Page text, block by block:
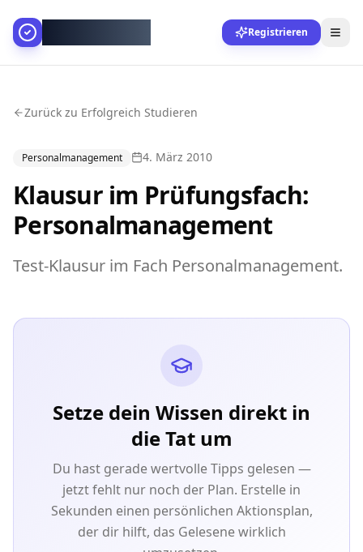
Registrieren
Zurück zu Erfolgreich Studieren
Personalmanagement 4. März 2010
Klausur im Prüfungsfach:
Personalmanagement
Test-Klausur im Fach Personalmanagement.
Setze dein Wissen direkt in
die Tat um
Du hast gerade wertvolle Tipps gelesen —
jetzt fehlt nur noch der Plan. Erstelle in
Sekunden einen persönlichen Aktionsplan,
der dir hilft, das Gelesene wirklich